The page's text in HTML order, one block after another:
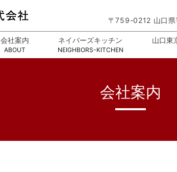
〒759-0212 山口
会社案内
ABOUT
ネイバーズキッチン
NEIGHBORS-KITCHEN
山口東
会社案内